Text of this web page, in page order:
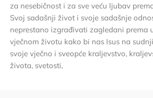
za nesebičnost i za sve veću ljubav
Svoj sadašnji život i svoje sadašnje
neprestano izgrađivati zagledani prema
vječnom životu kako bi nas Isus na
svoje vječno i sveopće kraljevstvo,
života, svetosti,